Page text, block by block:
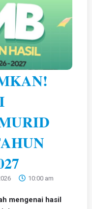
10:00 am
mengenai hasil